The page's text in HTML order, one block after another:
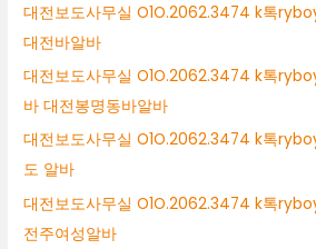
대전보도사무실 O1O.2062.3474 k톡
대전바알바
대전보도사무실 O1O.2062.3474 k톡
바 대전봉명동바알바
대전보도사무실 O1O.2062.3474 k톡
도 알바
대전보도사무실 O1O.2062.3474 k톡
전주여성알바